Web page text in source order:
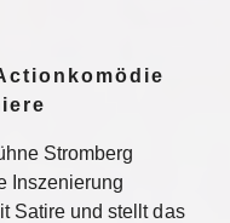
Stromberg
Inszenierung
Satire und stellt das